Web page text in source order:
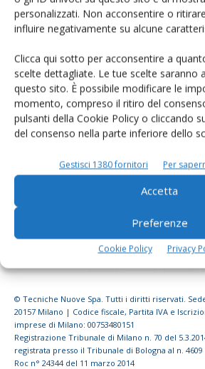
personalizzati. Non acconsentire o
influire negativamente su alcune
Clicca qui sotto per acconsentire a
scelte dettagliate. Le tue scelte saranno
questo sito. È possibile modificare le
momento, compreso il ritiro del
pulsanti della Cookie Policy o cliccando
del consenso nella parte inferiore dello
Gestisci 1380 fornitori Per
Accetta
Preferenze
Cookie Policy Privacy
Rimani aggiornato
Iscriviti alle nostre
© Tecniche Nuove Spa. Tutti i diritti riservati.
20157 Milano | Codice fiscale, Partita IVA e
imprese di Milano: 00753480151
Registrazione Tribunale di Milano n. 70 del
registrata presso il Tribunale di Bologna al n. 4609
Roc n° 24344 del 11 marzo 2014